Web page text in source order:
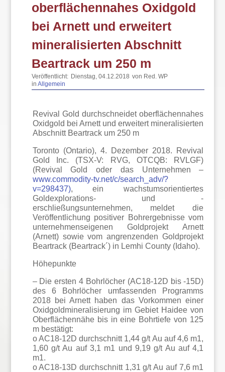
oberflächennahes Oxidgold
bei Arnett und erweitert
mineralisierten Abschnitt
Beartrack um 250 m
Veröffentlicht: Dienstag, 04.12.2018 von Red. WP
inAllgemein
Revival Gold durchschneidet oberflächennahes
Oxidgold bei Arnett und erweitert mineralisierten
Abschnitt Beartrack um 250 m
Toronto (Ontario), 4. Dezember 2018. Revival
Gold Inc. (TSX-V: RVG, OTCQB: RVLGF)
(Revival Gold oder das Unternehmen –
www.commodity-tv.net/c/search_adv/?
v=298437), ein wachstumsorientiertes
Goldexplorations- und -
erschließungsunternehmen, meldet die
Veröffentlichung positiver Bohrergebnisse vom
unternehmenseigenen Goldprojekt Arnett
(Arnett) sowie vom angrenzenden Goldprojekt
Beartrack (Beartrack´) in Lemhi County (Idaho).
Höhepunkte
– Die ersten 4 Bohrlöcher (AC18-12D bis -15D)
des 6 Bohrlöcher umfassenden Programms
2018 bei Arnett haben das Vorkommen einer
Oxidgoldmineralisierung im Gebiet Haidee von
Oberflächennähe bis in eine Bohrtiefe von 125
m bestätigt:
o AC18-12D durchschnitt 1,44 g/t Au auf 4,6 m1,
1,60 g/t Au auf 3,1 m1 und 9,19 g/t Au auf 4,1
m1.
o AC18-13D durchschnitt 1,31 g/t Au auf 7,6 m1